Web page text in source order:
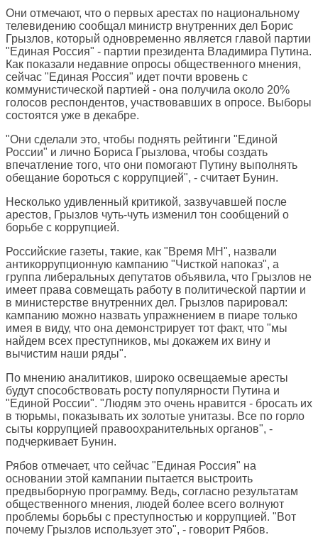
Они отмечают, что о первых арестах по национальному
телевидению сообщал министр внутренних дел Борис
Грызлов, который одновременно является главой партии
"Единая Россия" - партии президента Владимира Путина.
Как показали недавние опросы общественного мнения,
сейчас "Единая Россия" идет почти вровень с
коммунистической партией - она получила около 20%
голосов респондентов, участвовавших в опросе. Выборы
состоятся уже в декабре.
"Они сделали это, чтобы поднять рейтинги "Единой
России" и лично Бориса Грызлова, чтобы создать
впечатление того, что они помогают Путину выполнять
обещание бороться с коррупцией", - считает Бунин.
Несколько удивленный критикой, зазвучавшей после
арестов, Грызлов чуть-чуть изменил тон сообщений о
борьбе с коррупцией.
Российские газеты, такие, как "Время МН", назвали
антикоррупционную кампанию "Чисткой напоказ", а
группа либеральных депутатов объявила, что Грызлов не
имеет права совмещать работу в политической партии и
в министерстве внутренних дел. Грызлов парировал:
кампанию можно назвать упражнением в пиаре только
имея в виду, что она демонстрирует тот факт, что "мы
найдем всех преступников, мы докажем их вину и
вычистим наши ряды".
По мнению аналитиков, широко освещаемые аресты
будут способствовать росту популярности Путина и
"Единой России". "Людям это очень нравится - бросать их
в тюрьмы, показывать их золотые унитазы. Все по горло
сыты коррупцией правоохранительных органов", -
подчеркивает Бунин.
Рябов отмечает, что сейчас "Единая Россия" на
основании этой кампании пытается выстроить
предвыборную программу. Ведь, согласно результатам
общественного мнения, людей более всего волнуют
проблемы борьбы с преступностью и коррупцией. "Вот
почему Грызлов использует это", - говорит Рябов.